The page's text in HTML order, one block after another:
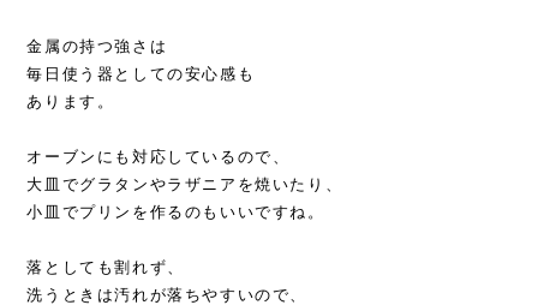
金属の持つ強さは
毎日使う器としての安心感も
あります。
オーブンにも対応しているので、
大皿でグラタンやラザニアを焼いたり、
小皿でプリンを作るのもいいですね。
落としても割れず、
洗うときは汚れが落ちやすいので、